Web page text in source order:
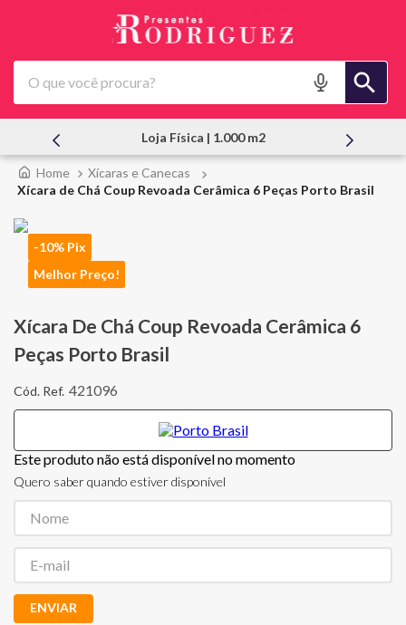
O que você procura?
Física | 1.000 m2 Atendimento
Xícaras e Canecas
Xícara de Chá Coup Revoada Cerâmica 6 Peças Porto Brasil
-10% Pix
Melhor Preço!
Xícara De Chá Coup Revoada Cerâmica 6
Peças Porto Brasil
421096
Este produto não está disponível no momento
Quero saber quando estiver disponível
ENVIAR